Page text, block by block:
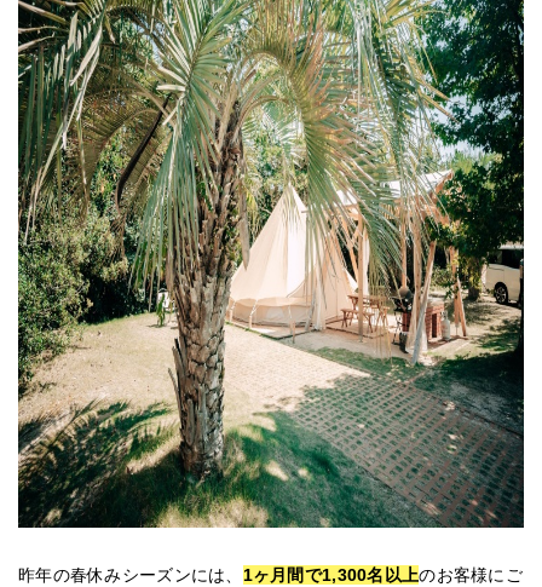
昨年の春休みシーズンには、 1ヶ月間で1,300名以上のお客様にご